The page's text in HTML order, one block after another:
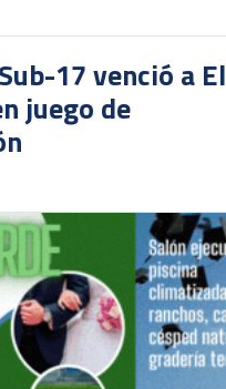
17 venció a El
juego de